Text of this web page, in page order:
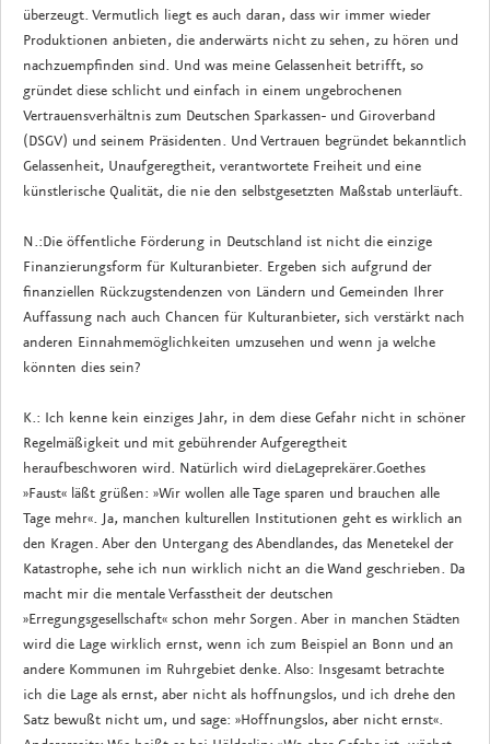
überzeugt. Vermutlich liegt es auch daran, dass wir immer wieder
Produktionen anbieten, die anderwärts nicht zu sehen, zu hören und
nachzuempfinden sind. Und was meine Gelassenheit betrifft, so
gründet diese schlicht und einfach in einem ungebrochenen
Vertrauensverhältnis zum Deutschen Sparkassen- und Giroverband
(DSGV) und seinem Präsidenten. Und Vertrauen begründet bekanntlich
Gelassenheit, Unaufgeregtheit, verantwortete Freiheit und eine
künstlerische Qualität, die nie den selbstgesetzten Maßstab unterläuft.
N.:Die öffentliche Förderung in Deutschland ist nicht die einzige
Finanzierungsform für Kulturanbieter. Ergeben sich aufgrund der
finanziellen Rückzugstendenzen von Ländern und Gemeinden Ihrer
Auffassung nach auch Chancen für Kulturanbieter, sich verstärkt nach
anderen Einnahmemöglichkeiten umzusehen und wenn ja welche
könnten dies sein?
K.: Ich kenne kein einziges Jahr, in dem diese Gefahr nicht in schöner
Regelmäßigkeit und mit gebührender Aufgeregtheit
heraufbeschworen wird. Natürlich wird dieLageprekärer.Goethes
»Faust« läßt grüßen: »Wir wollen alle Tage sparen und brauchen alle
Tage mehr«. Ja, manchen kulturellen Institutionen geht es wirklich an
den Kragen. Aber den Untergang des Abendlandes, das Menetekel der
Katastrophe, sehe ich nun wirklich nicht an die Wand geschrieben. Da
macht mir die mentale Verfasstheit der deutschen
»Erregungsgesellschaft« schon mehr Sorgen. Aber in manchen Städten
wird die Lage wirklich ernst, wenn ich zum Beispiel an Bonn und an
andere Kommunen im Ruhrgebiet denke. Also: Insgesamt betrachte
ich die Lage als ernst, aber nicht als hoffnungslos, und ich drehe den
Satz bewußt nicht um, und sage: »Hoffnungslos, aber nicht ernst«.